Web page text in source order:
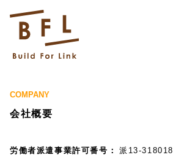
COMPANY
会社概要
労働者派遣事業許可番号 派13-318018